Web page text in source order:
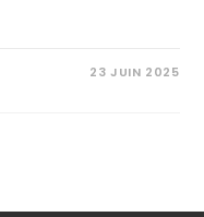
23 JUIN 2025